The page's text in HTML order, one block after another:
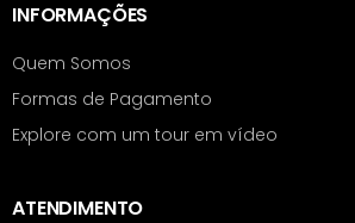
INFORMAÇÕES
Quem Somos
Formas de Pagamento
Explore com um tour em vídeo
ATENDIMENTO